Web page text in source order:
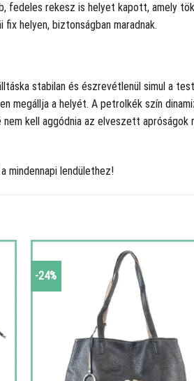
fedeles rekesz is helyet kapott, amely
helyen, biztonságban maradnak.
stabilan és észrevétlenül simul a
a helyét. A petrolkék szín
kell aggódnia az elveszett
mindennapi lendülethez!
-24%